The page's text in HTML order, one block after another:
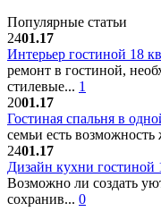
Популярные статьи
2401.17
Интерьер гостиной 18
ремонт в гостиной,
стилевые... 1
2001.17
Гостиная спальня в
семьи есть
2401.17
Дизайн кухни
Возможно ли создать
сохранив... 0